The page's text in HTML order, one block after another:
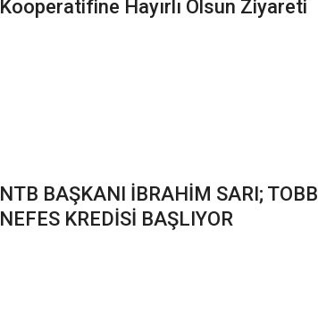
Kooperatifine Hayırlı Olsun Ziyareti
NTB BAŞKANI İBRAHİM SARI; TOBB
NEFES KREDİSİ BAŞLIYOR